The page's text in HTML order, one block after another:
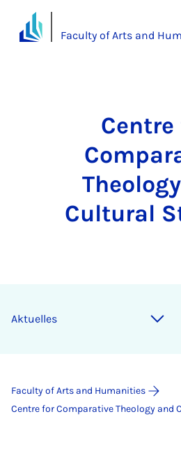
Faculty of Arts and
Cultural
Aktuelles
Faculty of Arts and Humanities
Centre for Comparative Theology and